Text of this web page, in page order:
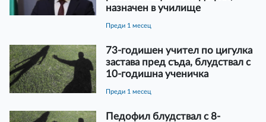
назначен в училище
преди 1 месец
73-годишен учител по цигулка
застава пред съда, блудствал с
10-годишна ученичка
преди 1 месец
Педофил блудствал с 8-